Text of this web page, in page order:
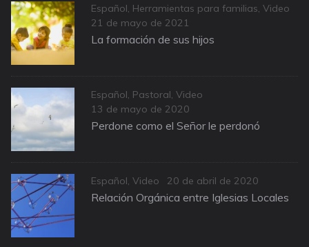
Categories
Español, Herramientas para familias, Video
Posted
on
21 de mayo de 2021
La formación de sus hijos
Categories
Español, Pastoral, Video
Posted
on
13 de mayo de 2020
Perdone como el Señor le perdonó
Categories
Español, Video
Posted
on
20 de abril de 2020
Relación Orgánica entre Iglesias Locales